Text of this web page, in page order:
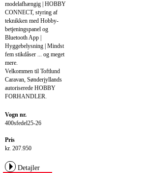
modelafhængig | HOBBY
CONNECT, styring af
teknikken med Hobby-
betjeningspanel og
Bluetooth App |
Hyggebelysning | Mindst
fem stikdåser ... og meget
mere.
Velkommen til Toftlund
Caravan, Sønderjyllands
autoriserede HOBBY
FORHANDLER.
Vogn nr.
400sfedel25-26
Pris
kr. 207.950
Detajler